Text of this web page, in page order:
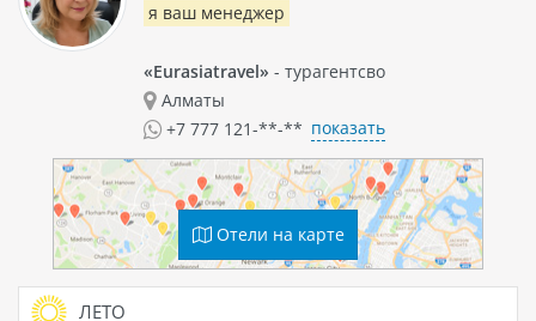
я ваш менеджер
«Eurasiatravel» - турагентсво
Алматы
+7 777 121-**-** показать
Отели на карте
ЛЕТО